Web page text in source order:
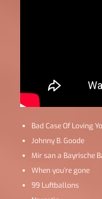
Bad Case Of Loving
Johnny B. Goode
Mir san a Bayrische
When you’re gone
99 Luftballons